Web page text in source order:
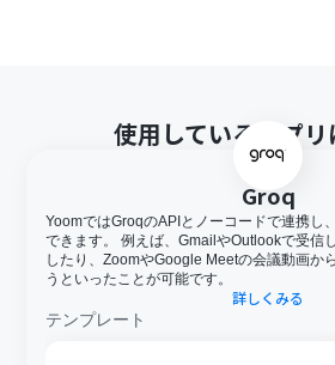
使用しているアプリ
Groq
YoomではGroqのAPIとノーコードで連携し
できます。 例えば、GmailやOutlookで受信
したり、ZoomやGoogle Meetの会議動画か
うといったことが可能です。
詳しくみる
テンプレート